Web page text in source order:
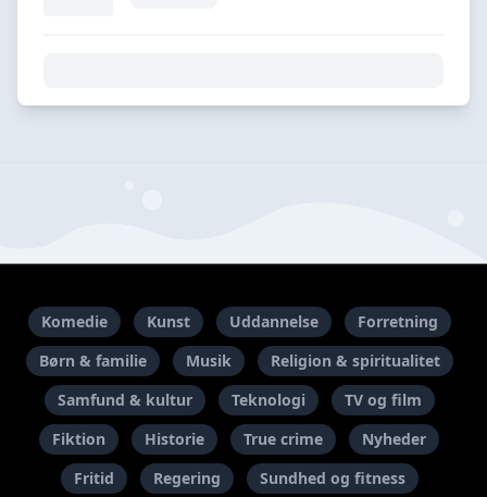
Komedie Kunst Uddannelse
Forretning
Børn & familie
Musik
Religion & spiritualitet
Samfund & kultur
Teknologi
TV og film
Fiktion
Historie True crime
Nyheder
Fritid
Regering Sundhed og fitness